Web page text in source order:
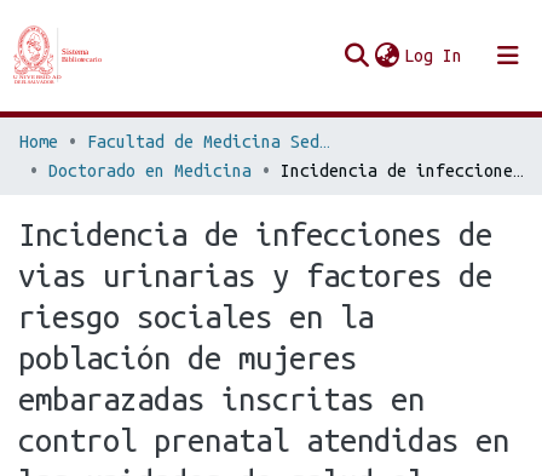
Log In
Communities & Collections
Statistics
Home
Facultad de Medicina Sede San Salvador
Doctorado en Medicina
Incidencia de infecciones de vias urinarias y factores de riesgo sociales en la población de mujeres embarazadas inscritas en control prenatal atendidas en las unidades de salud el huisquil, Santa Rosa De Lima (La Unión) y San Antonio Silva (San Miguel), período de julio a septiembre de 2011
Incidencia de infecciones de
vias urinarias y factores de
riesgo sociales en la
población de mujeres
embarazadas inscritas en
control prenatal atendidas en